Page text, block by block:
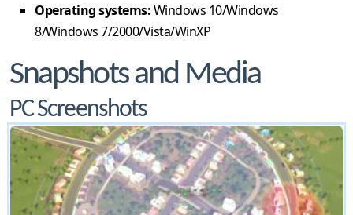
Operating systems:Windows 10/Windows
8/Windows 7/2000/Vista/WinXP
Snapshots and Media
PC Screenshots